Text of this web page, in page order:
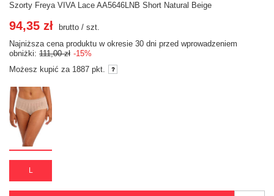
Szorty Freya VIVA Lace AA5646LNB Short Natural Beige
L
94,35 zł brutto / szt.
Najniższa cena produktu w okresie 30 dni przed wprowadzeniem
obniżki: 111,00 zł -15%
Możesz kupić za 1887 pkt.